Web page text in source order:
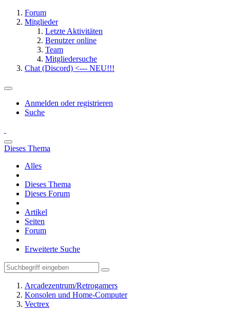
Forum
Mitglieder
Letzte Aktivitäten
Benutzer online
Team
Mitgliedersuche
Chat (Discord) <--- NEU!!!
Anmelden oder registrieren
Suche
Dieses Thema
Alles
Dieses Thema
Dieses Forum
Artikel
Seiten
Forum
Erweiterte Suche
Arcadezentrum/Retrogamers
Konsolen und Home-Computer
Vectrex